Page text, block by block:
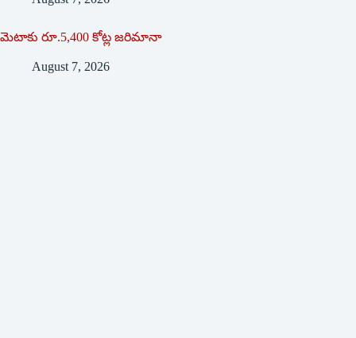
మెటాకు రూ.5,400 కోట్ల జరిమానా
August 7, 2026